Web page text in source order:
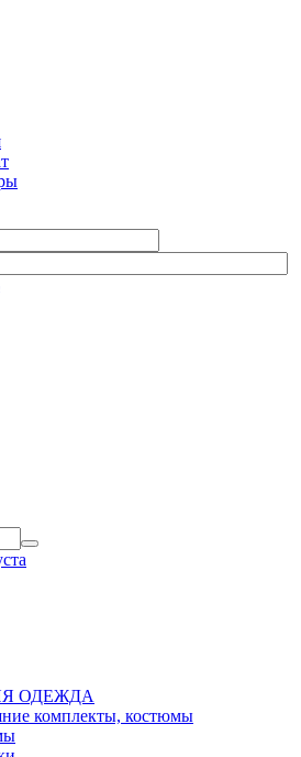
ОДЕЖДА
комплекты, костюмы